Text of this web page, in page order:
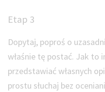
Etap 3
Dopytaj, poproś o
właśnie tę postać. Jak to
przedstawiać własnych
prostu słuchaj bez